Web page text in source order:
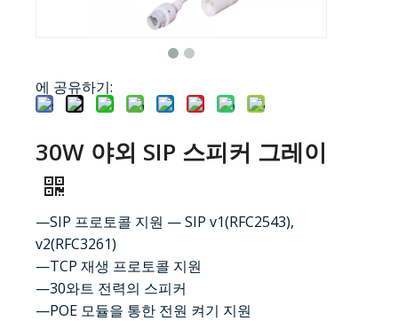
에 공유하기:
30W 야외 SIP 스피커 그레이
—SIP 프로토콜 지원 — SIP v1(RFC2543),
v2(RFC3261)
—TCP 재생 프로토콜 지원
—30와트 전력의 스피커
—POE 모듈을 통한 전원 켜기 지원